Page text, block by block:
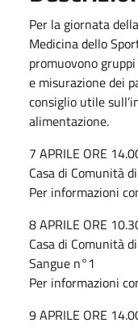
Per la giornata
Medicina dello
promuovono
e misurazione dei
consiglio utile
alimentazione.
7 APRILE ORE
Casa di Comunità
Per informazioni
8 APRILE ORE
Casa di Comunità
Sangue n°1
Per informazioni
9 APRILE ORE